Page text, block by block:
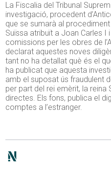
La Fiscalia del Tribunal
investigació, procedent
que se sumarà al
Suïssa atribuït a Joan Carles
comissions per les obres de
declarat aquestes noves
tant no ha detallat què és el
ha publicat que aquesta
amb el suposat ús fraudulent
per part del rei emèrit, la reina
directes. Els fons, publica el
comptes a l’estranger.